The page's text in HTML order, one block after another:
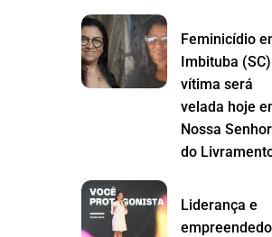
Feminicídio
Imbituba
vítima será
velada hoje
Nossa
do
Liderança e